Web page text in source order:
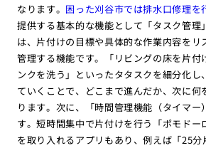
なります。 困った刈谷市では排水口修理を
提供する基本的な機能として「タスク管理
は、片付けの目標や具体的な作業内容をリ
管理する機能です。「リビングの床を片付
ンクを洗う」といったタタスクを細分化し
ていくことで、どこまで進んだか、次に何
ります。次に、「時間管理機能（タイマー
す。短時間集中で片付けを行う「ポモドー
を取り入れるアプリもあり、例えば「25分